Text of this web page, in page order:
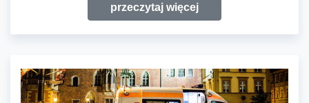
przeczytaj więcej